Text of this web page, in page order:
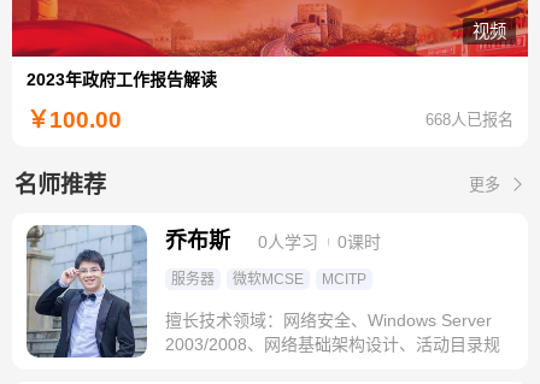
视频
2023年政府工作报告解读
￥100.00 668人已报名
名师推荐 更多
乔布斯 0人学习 0课时
服务器 微软MCSE MCITP
擅长技术领域：网络安全、Windows Server
2003/2008、网络基础架构设计、活动目录规